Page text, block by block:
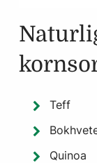
Teff
Quinoa